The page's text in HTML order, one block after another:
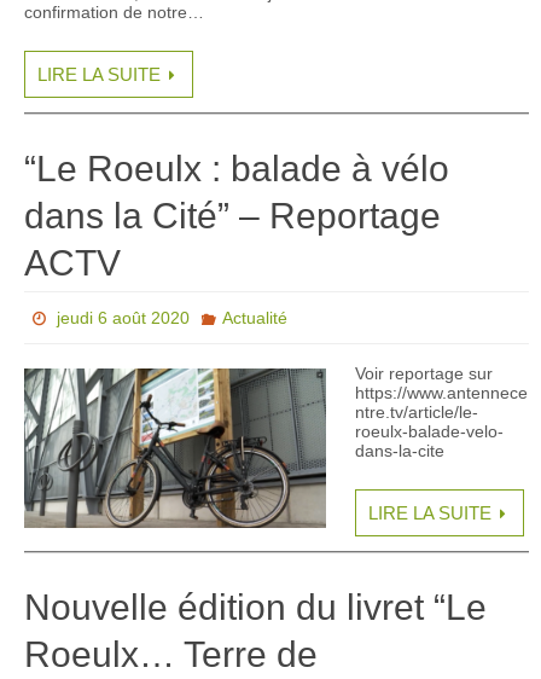
confirmation de notre…
LIRE LA SUITE
“Le Roeulx : balade à vélo
dans la Cité” – Reportage
ACTV
jeudi 6 août 2020 Actualité
Voir reportage sur
https://www.antennece
ntre.tv/article/le-
roeulx-balade-velo-
dans-la-cite
LIRE LA SUITE
Nouvelle édition du livret “Le
Roeulx… Terre de